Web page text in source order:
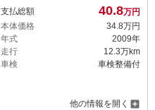
支払総額 40.8万円
本体価格
34. 8万円
年式
2009年
走行
12.3万km
車検
車検整備付
他の情報を開く